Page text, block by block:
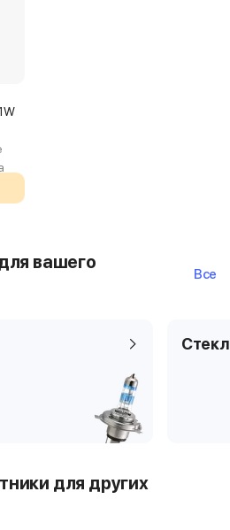
вашего
Все
для других